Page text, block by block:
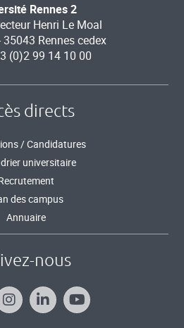
Rennes 2
Henri Le Moal
35043 Rennes cedex
(0)2 99 14 10 00
directs
/ Candidatures
universitaire
des campus
Annuaire
nous